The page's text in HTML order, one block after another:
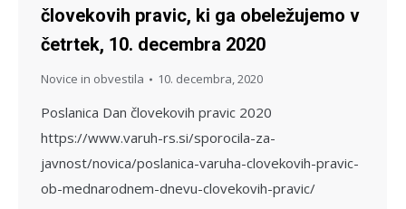
človekovih pravic, ki ga obeležujemo v
četrtek, 10. decembra 2020
Novice in obvestila 10. decembra, 2020
Poslanica Dan človekovih pravic 2020
https://www.varuh-rs.si/sporocila-za-
javnost/novica/poslanica-varuha-clovekovih-pravic-
ob-mednarodnem-dnevu-clovekovih-pravic/